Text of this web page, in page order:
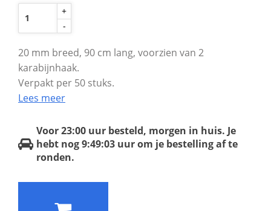
+
-
20 mm breed, 90 cm lang, voorzien van 2
karabijnhaak.
Verpakt per 50 stuks.
Lees meer
Voor 23:00 uur besteld, morgen in huis. Je
hebt nog9:49:03 uur om je bestelling af te
ronden.